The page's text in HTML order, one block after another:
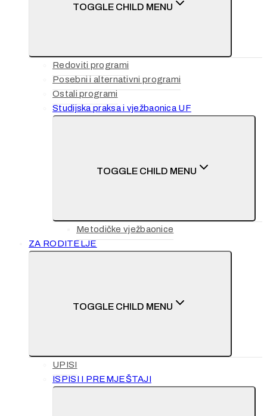
TOGGLE CHILD MENU
Redoviti programi
Posebni i alternativni programi
Ostali programi
Studijska praksa i vježbaonica UF
TOGGLE CHILD MENU
Metodičke vježbaonice
ZA RODITELJE
TOGGLE CHILD MENU
UPISI
ISPISI I PREMJEŠTAJI